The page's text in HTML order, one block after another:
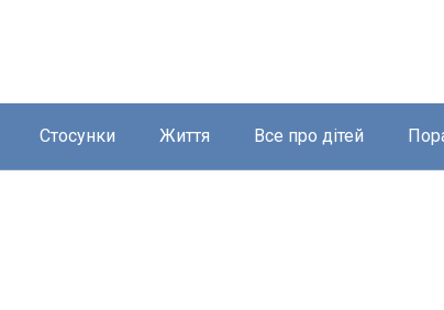
Стосунки Життя Все про дітей